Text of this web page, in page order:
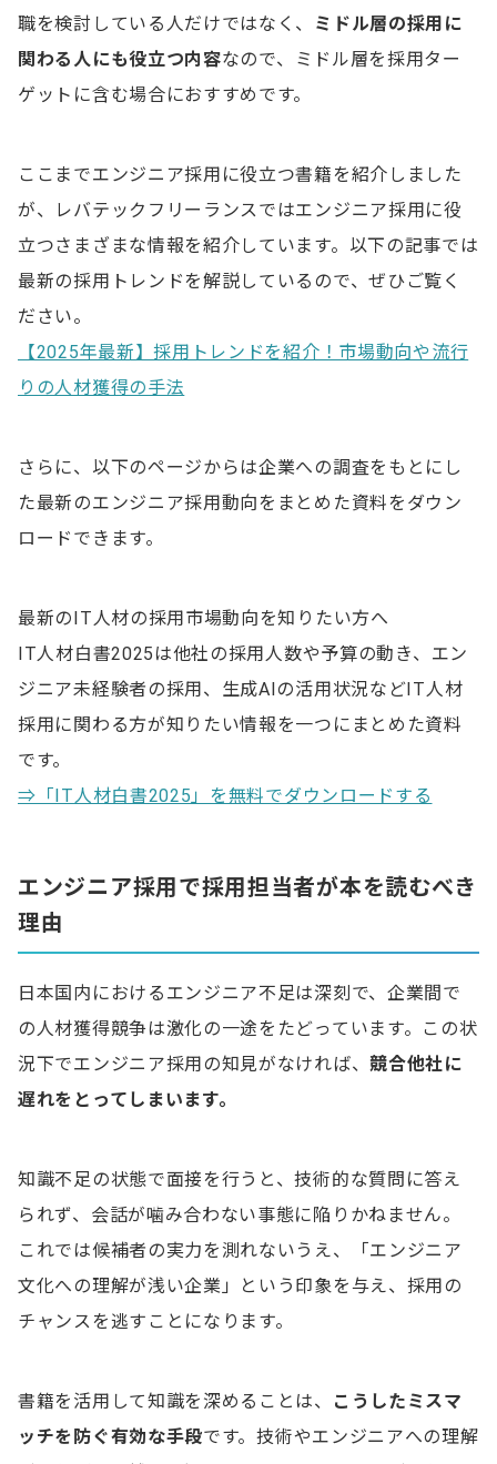
職を検討している人だけではなく、 ミドル層の採用に
関わる人にも役立つ内容なので、ミドル層を採用ター
ゲットに含む場合におすすめです。
ここまでエンジニア採用に役立つ書籍を紹介しました
が、レバテックフリーランスではエンジニア採用に役
立つさまざまな情報を紹介しています。以下の記事では
最新の採用トレンドを解説しているので、ぜひご覧く
ださい。
【2025年最新】採用トレンドを紹介！市場動向や流行
りの人材獲得の手法
さらに、以下のページからは企業への調査をもとにし
た最新のエンジニア採用動向をまとめた資料をダウン
ロードできます。
最新のIT人材の採用市場動向を知りたい方へ
IT人材白書2025は他社の採用人数や予算の動き、エン
ジニア未経験者の採用、生成AIの活用状況などIT人材
採用に関わる方が知りたい情報を一つにまとめた資料
です。
⇒「IT人材白書2025」を無料でダウンロードする
エンジニア採用で採用担当者が本を読むべき
理由
日本国内におけるエンジニア不足は深刻で、企業間で
の人材獲得競争は激化の一途をたどっています。この状
況下でエンジニア採用の知見がなければ、競合他社に
遅れをとってしまいます。
知識不足の状態で面接を行うと、技術的な質問に答え
られず、会話が噛み合わない事態に陥りかねません。
これでは候補者の実力を測れないうえ、「エンジニア
文化への理解が浅い企業」という印象を与え、採用の
チャンスを逃すことになります。
書籍を活用して知識を深めることは、
こうしたミスマ
ッチを防ぐ有効な手段です。技術やエンジニアへの理解